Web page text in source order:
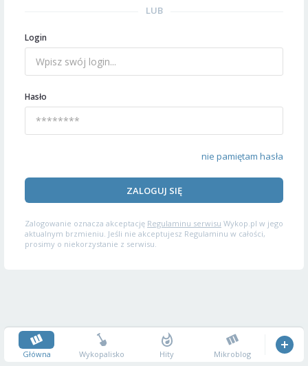
LUB
Login
Hasło
nie pamiętam hasła
ZALOGUJ SIĘ
Zalogowanie oznacza akceptację Regulaminu serwisu Wykop.pl w jego
aktualnym brzmieniu. Jeśli nie akceptujesz Regulaminu w całości,
prosimy o niekorzystanie z serwisu.
Główna Wykopalisko Hity Mikroblog